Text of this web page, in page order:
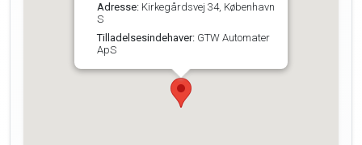
Adresse: Kirkegårdsvej 34, København
S
Tilladelsesindehaver: GTW Automater
ApS